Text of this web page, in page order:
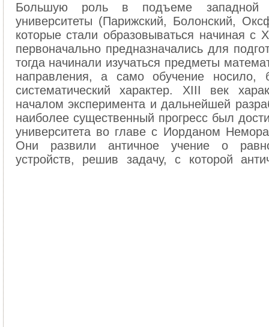
Большую роль в подъеме западной
университеты (Парижский, Болонский,
которые стали образовываться начиная с
первоначально предназначались для
тогда начинали изучаться предметы
направления, а само обучение носило,
систематический характер. XIII век
началом эксперимента и дальнейшей
наиболее существенный прогресс был
университета во главе с Иорданом
Они развили античное учение о
устройств, решив задачу, с которой